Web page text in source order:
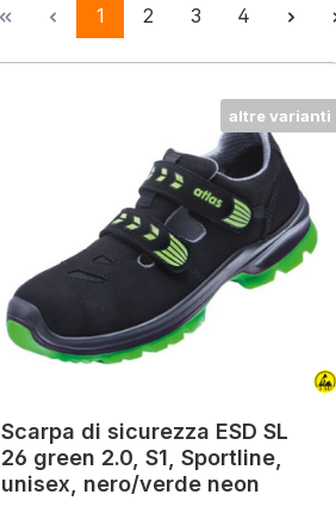
Pagina
1 Pagina
2 Pagina
3 Pagina
4
altre varianti
Scarpa di sicurezza ESD SL
26 green 2.0, S1, Sportline,
unisex, nero/verde neon